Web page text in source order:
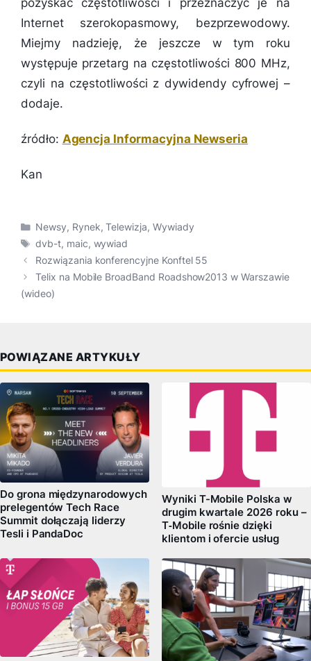
pozyskać częstotliwości i przeznaczyć je na
Internet szerokopasmowy, bezprzewodowy.
Miejmy nadzieję, że jeszcze w tym roku
występuje przetarg na częstotliwości 800 MHz,
czyli na częstotliwości z dywidendy cyfrowej –
dodaje.
źródło: Agencja Informacyjna Newseria
Kan
Kategorie
Newsy, Rynek,Telewizja, Wywiady
Tagi
dvb-t, maic, wywiad
Rozwiązania konferencyjne Konftel 55
Telix na Mobile BroadBand Roadshow2013 w Warszawie
(wideo)
POWIĄZANE ARTYKUŁY
Do grona międzynarodowych
prelegentów Tech Race
Summit dołączają liderzy
Tesli i PandaDoc
Wyniki T-Mobile Polska w
drugim kwartale 2026 roku –
T‑Mobile rośnie dzięki
klientom i ofercie usług